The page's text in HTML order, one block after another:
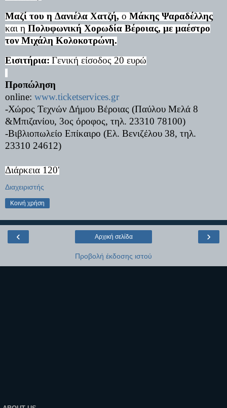
Μαζί του η Δανιέλα Χατζή,οΜάκης Ψαραδέλλης
και ηΠολυφωνική Χορωδία Βέροιας, με μαέστρο
τον Μιχάλη Κολοκοτρώνη.
Εισιτήρια: Γενική είσοδος 20 ευρώ
Προπώληση
online: www.ticketservices.gr
-Χώρος Τεχνών Δήμου Βέροιας (Παύλου Μελά 8
&Μπιζανίου, 3ος όροφος, τηλ. 23310 78100)
-Βιβλιοπωλείο Επίκαιρο (Ελ. Βενιζέλου 38, τηλ.
23310 24612)
Διάρκεια 120'
Διαχειριστής
Κοινή χρήση
‹ ›
Αρχική σελίδα
Προβολή έκδοσης ιστού